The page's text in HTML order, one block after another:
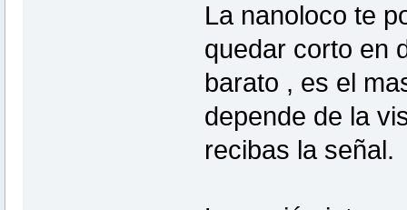
La nanoloco te
quedar corto en
barato , es el
depende de la
recibas la señal.